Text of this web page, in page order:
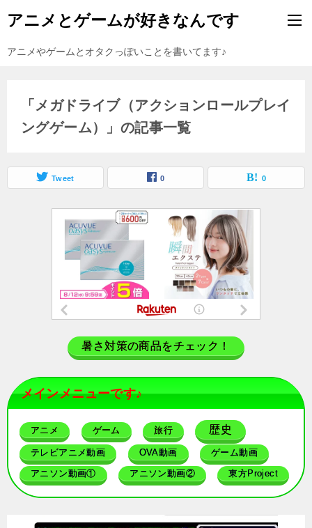
アニメとゲームが好きなんです
アニメやゲームとオタクっぽいことを書いてます♪
「メガドライブ（アクションロールプレイ
ングゲーム）」の記事一覧
Tweet 0 0
暑さ対策の商品をチェック！
メインメニューです♪
アニメ ゲーム 旅行 歴史
テレビアニメ動画 OVA動画 ゲーム動画
アニソン動画① アニソン動画② 東方Project